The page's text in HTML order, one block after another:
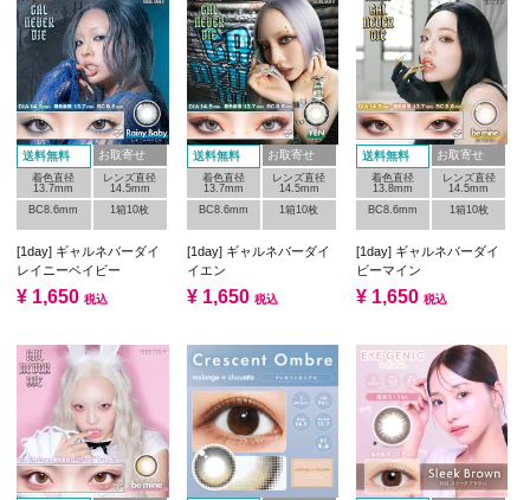
送料無料 お取寄せ
着色直径
13.7mm
レンズ直径
14.5mm
BC8.6mm
1箱10枚
[1day] ギャルネバーダイ
レイニーベイビー
¥ 1,650 税込
送料無料 お取寄せ
着色直径
13.7mm
レンズ直径
14.5mm
BC8.6mm
1箱10枚
[1day] ギャルネバーダイ
イエン
¥ 1,650 税込
送料無料 お取寄せ
着色直径
13.8mm
レンズ直径
14.5mm
BC8.6mm
1箱10枚
[1day] ギャルネバーダイ
ビーマイン
¥ 1,650 税込